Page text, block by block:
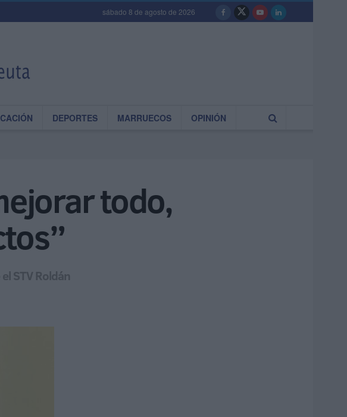
sábado 8 de agosto de 2026
DEPORTES MARRUECOS OPINIÓN
todo,
STV Roldán